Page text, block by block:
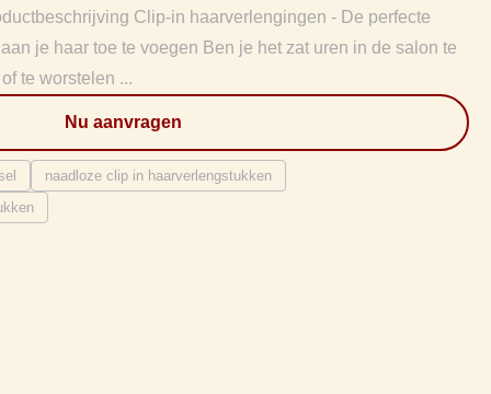
Clip-in haarverlengingen - De perfecte
je haar toe te voegen Ben je het zat uren in de salon te
te worstelen ...
Nu aanvragen
naadloze clip in haarverlengstukken